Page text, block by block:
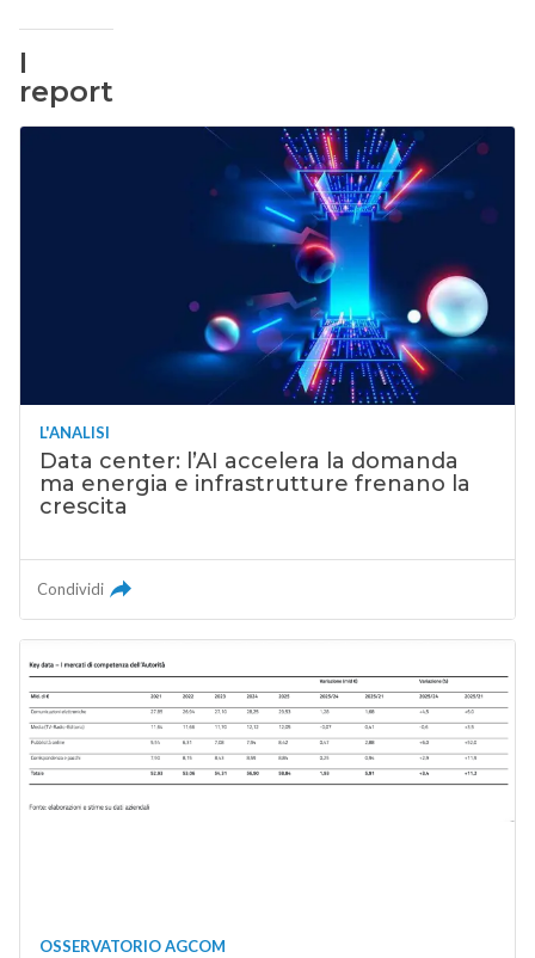
I
report
L'ANALISI
Data center: l’AI accelera la domanda
ma energia e infrastrutture frenano la
crescita
Condividi
OSSERVATORIO AGCOM